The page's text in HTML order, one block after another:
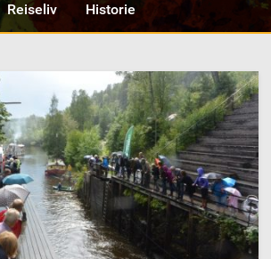
Reiseliv Historie